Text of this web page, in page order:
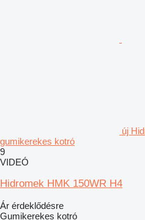
új
gumikerekes kotró
9
VIDEÓ
Hidromek HMK 150WR H4
Ár érdeklődésre
Gumikerekes kotró